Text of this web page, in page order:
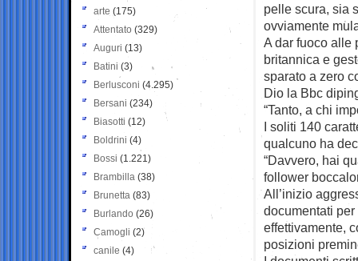
pelle scura, sia
ovviamente
A dar fuoco alle
britannica e
sparato a zero
Dio la Bbc
“Tanto, a chi
I soliti 140
qualcuno ha
“Davvero, hai
follower
All’inizio
documentati
effettivamente,
posizioni
arte (175)
Attentato (329)
Auguri (13)
Batini (3)
Berlusconi (4.295)
Bersani (234)
Biasotti (12)
Boldrini (4)
Bossi (1.221)
Brambilla (38)
Brunetta (83)
Burlando (26)
Camogli (2)
canile (4)